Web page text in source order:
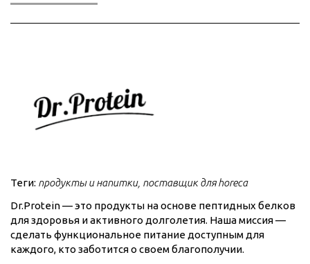
Теги: продукты и напитки поставщик для horeca
Dr.Protein — это продукты на основе пептидных белков
для здоровья и активного долголетия. Наша миссия —
сделать функциональное питание доступным для
каждого, кто заботится о своем благополучии.